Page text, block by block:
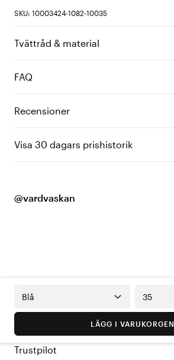
SKU: 10003424-1082-10035
Tvättråd & material
FAQ
Recensioner
Visa 30 dagars prishistorik
@vardvaskan
Blå 35
LÄGG I VARUKORGEN
Trustpilot